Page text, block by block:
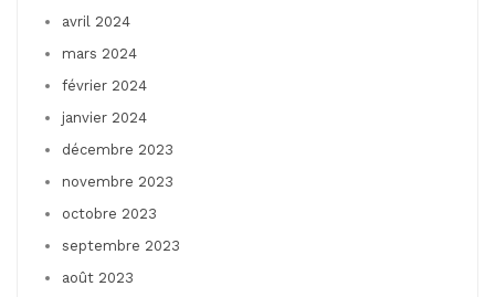
avril 2024
mars 2024
février 2024
janvier 2024
décembre 2023
novembre 2023
octobre 2023
septembre 2023
août 2023